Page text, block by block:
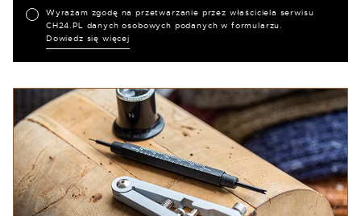
Wyrażam zgodę na przetwarzanie przez właściciela serwisu
CH24.PL danych osobowych podanych w formularzu.
Dowiedz się więcej